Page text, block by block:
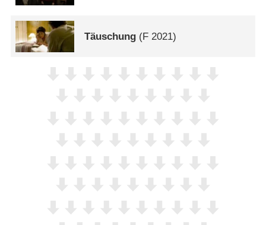
Täuschung (F 2021)